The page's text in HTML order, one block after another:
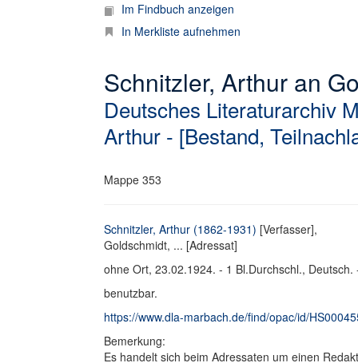
Im Findbuch anzeigen
In Merkliste aufnehmen
Schnitzler, Arthur an
Deutsches Literaturarchiv
Arthur - [Bestand,
Mappe 353
Schnitzler, Arthur (1862-1931) [Verfasser],
Goldschmidt, ... [Adressat]
ohne Ort, 23.02.1924. - 1 Bl.Durchschl., Deutsch.
benutzbar.
https://www.dla-marbach.de/find/opac/id/
Bemerkung:
Es handelt sich beim Adressaten um einen